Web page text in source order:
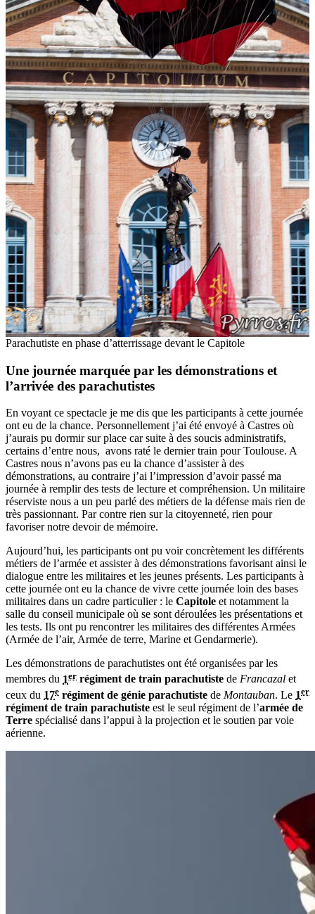
Parachutiste en phase d’atterrissage devant le Capitole
Une journée marquée par les démonstrations et
l’arrivée des parachutistes
En voyant ce spectacle je me dis que les participants à cette journée
ont eu de la chance. Personnellement j’ai été envoyé à Castres où
j’aurais pu dormir sur place car suite à des soucis administratifs,
certains d’entre nous, avons raté le dernier train pour Toulouse. A
Castres nous n’avons pas eu la chance d’assister à des
démonstrations, au contraire j’ai l’impression d’avoir passé ma
journée à remplir des tests de lecture et compréhension. Un militaire
réserviste nous a un peu parlé des métiers de la défense mais rien de
très passionnant. Par contre rien sur la citoyenneté, rien pour
favoriser notre devoir de mémoire.
Aujourd’hui, les participants ont pu voir concrètement les différents
métiers de l’armée et assister à des démonstrations favorisant ainsi le
dialogue entre les militaires et les jeunes présents. Les participants à
cette journée ont eu la chance de vivre cette journée loin des bases
militaires dans un cadre particulier : le Capitole et notamment la
salle du conseil municipale où se sont déroulées les présentations et
les tests. Ils ont pu rencontrer les militaires des différentes Armées
(Armée de l’air, Armée de terre, Marine et Gendarmerie).
Les démonstrations de parachutistes ont été organisées par les
membres du 1er régiment de train parachutiste de Francazal et
ceux du 17e régiment de génie parachutiste de Montauban. Le 1er
régiment de train parachutiste est le seul régiment de l’armée de
Terre spécialisé dans l’appui à la projection et le soutien par voie
aérienne.